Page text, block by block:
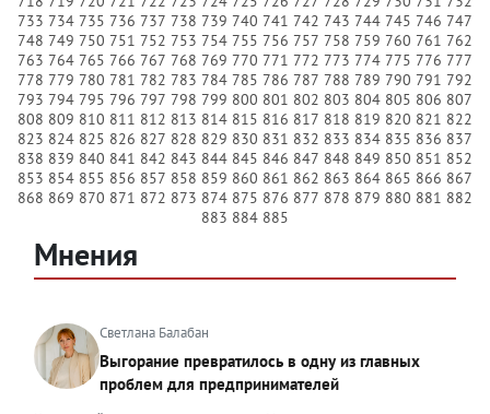
733 734 735 736 737 738 739 740 741 742 743 744 745 746 747
748 749 750 751 752 753 754 755 756 757 758 759 760 761 762
763 764 765 766 767 768 769 770 771 772 773 774 775 776 777
778 779 780 781 782 783 784 785 786 787 788 789 790 791 792
793 794 795 796 797 798 799 800 801 802 803 804 805 806 807
808 809 810 811 812 813 814 815 816 817 818 819 820 821 822
823 824 825 826 827 828 829 830 831 832 833 834 835 836 837
838 839 840 841 842 843 844 845 846 847 848 849 850 851 852
853 854 855 856 857 858 859 860 861 862 863 864 865 866 867
868 869 870 871 872 873 874 875 876 877 878 879 880 881 882
883 884 885
Мнения
Светлана Балабан
Выгорание превратилось в одну из главных
проблем для предпринимателей